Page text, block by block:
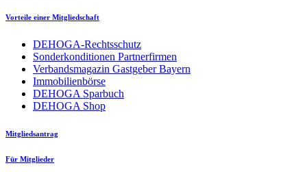
Vorteile einer Mitgliedschaft
DEHOGA-Rechtsschutz
Sonderkonditionen Partnerfirmen
Verbandsmagazin Gastgeber Bayern
Immobilienbörse
DEHOGA Sparbuch
DEHOGA Shop
Mitgliedsantrag
Für Mitglieder